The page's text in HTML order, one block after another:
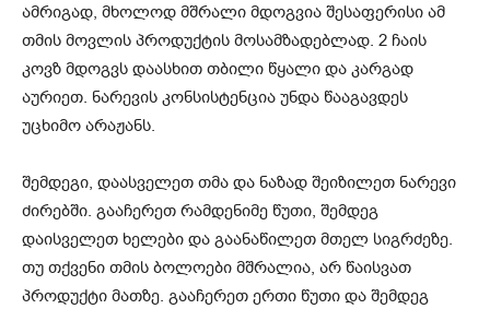
ამრიგად, მხოლოდ მშრალი მდოგვია შესაფერისი ამ
თმის მოვლის პროდუქტის მოსამზადებლად. 2 ჩაის
კოვზ მდოგვს დაასხით თბილი წყალი და კარგად
აურიეთ. ნარევის კონსისტენცია უნდა წააგავდეს
უცხიმო არაჟანს.
შემდეგი, დაასველეთ თმა და ნაზად შეიზილეთ ნარევი
ძირებში. გააჩერეთ რამდენიმე წუთი, შემდეგ
დაისველეთ ხელები და გაანაწილეთ მთელ სიგრძეზე.
თუ თქვენი თმის ბოლოები მშრალია, არ წაისვათ
პროდუქტი მათზე. გააჩერეთ ერთი წუთი და შემდეგ